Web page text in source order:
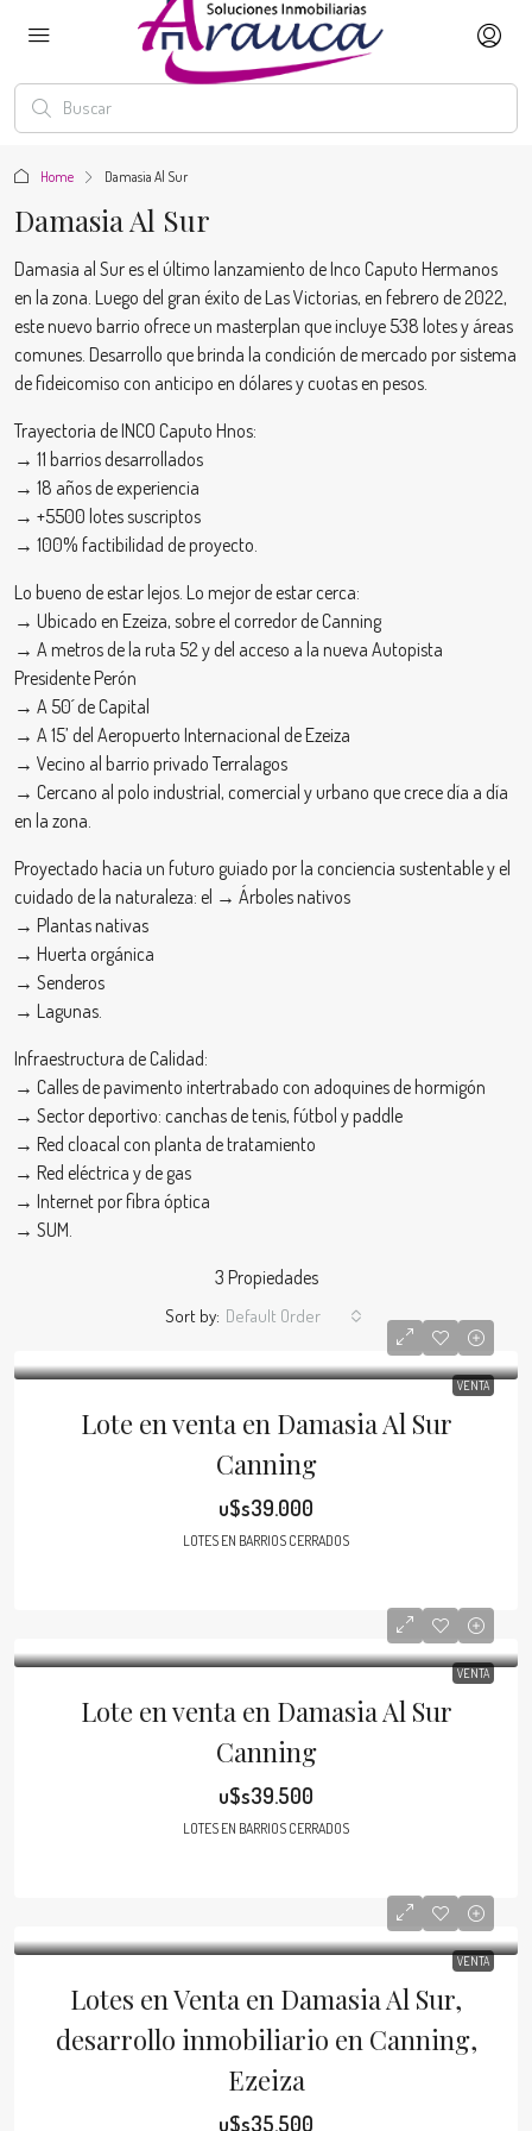
Home Damasia Al Sur
Damasia Al Sur
Damasia al Sur es el último lanzamiento de Inco Caputo Hermanos
en la zona. Luego del gran éxito de Las Victorias, en febrero de 2022,
este nuevo barrio ofrece un masterplan que incluye 538 lotes y áreas
comunes. Desarrollo que brinda la condición de mercado por sistema
de fideicomiso con anticipo en dólares y cuotas en pesos.
Trayectoria de INCO Caputo Hnos:
→ 11 barrios desarrollados
→ 18 años de experiencia
→ +5500 lotes suscriptos
→ 100% factibilidad de proyecto.
Lo bueno de estar lejos. Lo mejor de estar cerca:
→ Ubicado en Ezeiza, sobre el corredor de Canning
→ A metros de la ruta 52 y del acceso a la nueva Autopista
Presidente Perón
→ A 50´ de Capital
→ A 15’ del Aeropuerto Internacional de Ezeiza
→ Vecino al barrio privado Terralagos
→ Cercano al polo industrial, comercial y urbano que crece día a día
en la zona.
Proyectado hacia un futuro guiado por la conciencia sustentable y el
cuidado de la naturaleza: el → Árboles nativos
→ Plantas nativas
→ Huerta orgánica
→ Senderos
→ Lagunas.
Infraestructura de Calidad:
→ Calles de pavimento intertrabado con adoquines de hormigón
→ Sector deportivo: canchas de tenis, fútbol y paddle
→ Red cloacal con planta de tratamiento
→ Red eléctrica y de gas
→ Internet por fibra óptica
→ SUM.
3 Propiedades
Sort by: Default Order
VENTA
Lote en venta en Damasia Al Sur
Canning
u$s39.000
LOTES EN BARRIOS CERRADOS
VENTA
Lote en venta en Damasia Al Sur
Canning
u$s39.500
LOTES EN BARRIOS CERRADOS
VENTA
Lotes en Venta en Damasia Al Sur,
desarrollo inmobiliario en Canning,
Ezeiza
u$s35.500